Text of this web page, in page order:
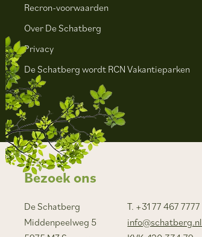
Recron-voorwaarden
Over De Schatberg
Privacy
De Schatberg wordt RCN Vakantieparken
Bezoek ons
De Schatberg
Middenpeelweg 5
T. +31 77 467 7777
info@schatberg.nl